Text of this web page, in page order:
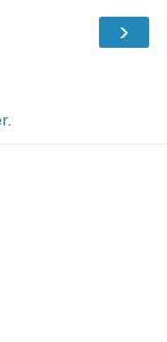
›
.